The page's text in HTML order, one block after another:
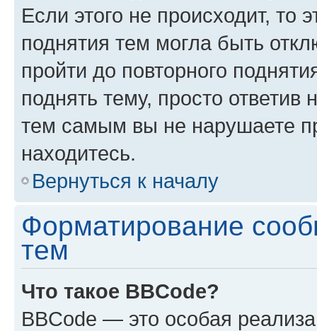
Если этого не происходит, то
поднятия тем могла быть
пройти до повторного
поднять тему, просто ответив
тем самым вы не нарушаете
находитесь.
Вернуться к началу
Форматирование
тем
Что такое BBCode?
BBCode — это особая